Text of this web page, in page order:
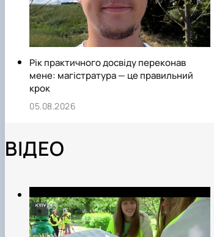
Рік практичного досвіду переконав
мене: магістратура — це правильний
крок
05.08.2026
ВІДЕО